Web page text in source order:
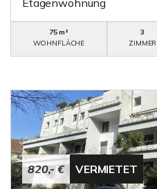
Etagenwohnung
75 m²
WOHNFLÄCHE
3
ZIMMER
820,- € VERMIETET